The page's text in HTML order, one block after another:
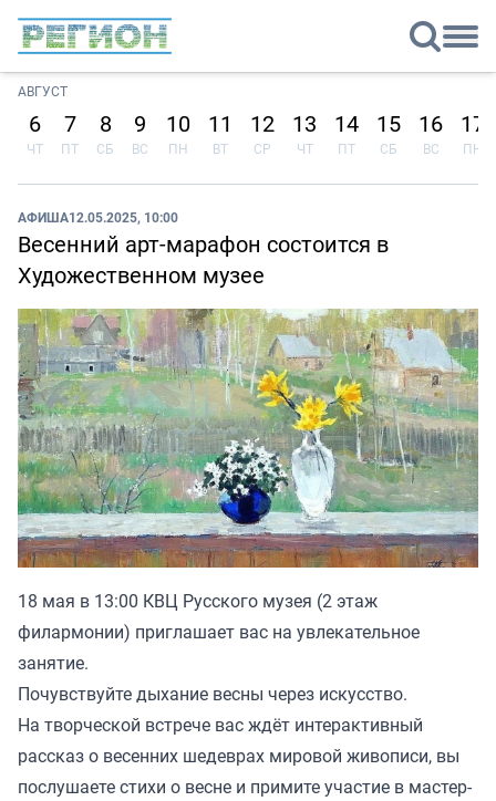
АВГУСТ
6
ЧТ
7
ПТ
8
СБ
9
ВС
10
ПН
11
ВТ
12
СР
13
ЧТ
14
ПТ
15
СБ
16
ВС
17
ПН
АФИША12.05.2025, 10:00
Весенний арт-марафон состоится в
Художественном музее
18 мая в 13:00 КВЦ Русского музея (2 этаж
филармонии) приглашает вас на увлекательное
занятие.
Почувствуйте дыхание весны через искусство.
На творческой встрече вас ждёт интерактивный
рассказ о весенних шедеврах мировой живописи, вы
послушаете стихи о весне и примите участие в мастер-